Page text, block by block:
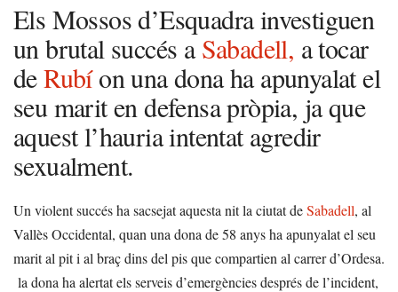
Els Mossos d’Esquadra investiguen
un brutal succés aSabadell, a tocar
deRubíon una dona ha apunyalat el
seu marit en defensa pròpia, ja que
aquest l’hauria intentat agredir
sexualment.
Un violent succés ha sacsejat aquesta nit la ciutat deSabadell, al
Vallès Occidental, quan una dona de 58 anys ha apunyalat el seu
marit al pit i al braç dins del pis que compartien al carrer d’Ordesa.
la dona ha alertat els serveis d’emergències després de l’incident,